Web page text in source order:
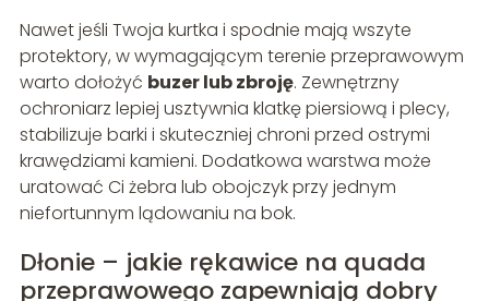
Nawet jeśli Twoja kurtka i spodnie mają wszyte
protektory, w wymagającym terenie przeprawowym
warto dołożyć buzer lub zbroję. Zewnętrzny
ochroniarz lepiej usztywnia klatkę piersiową i plecy,
stabilizuje barki i skuteczniej chroni przed ostrymi
krawędziami kamieni. Dodatkowa warstwa może
uratować Ci żebra lub obojczyk przy jednym
niefortunnym lądowaniu na bok.
Dłonie – jakie rękawice na quada
przeprawowego zapewniają dobry